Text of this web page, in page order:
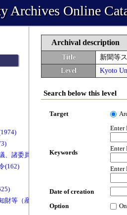
Archives Online
、諸委員会等(1466)
(162)
財等（産官学連
Archival description
Title
新聞等
Level
Kyoto
Search below this level
Target
Keywords
Enter
Enter
Enter
Date of creation
Option